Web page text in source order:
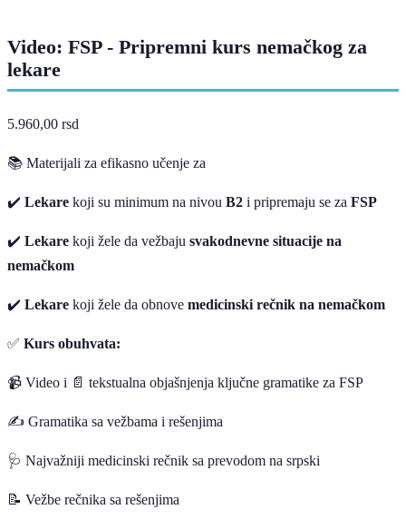
Video: FSP - Pripremni kurs nemačkog za
lekare
5.960,00 rsd
📚 Materijali za efikasno učenje za
✔️ Lekare koji su minimum na nivou B2 i pripremaju se za FSP
✔️ Lekare koji žele da vežbaju svakodnevne situacije na
nemačkom
✔️ Lekare koji žele da obnove medicinski rečnik na nemačkom
✅ Kurs obuhvata:
📹 Video i 📄 tekstualna objašnjenja ključne gramatike za FSP
✍️ Gramatika sa vežbama i rešenjima
🩺 Najvažniji medicinski rečnik sa prevodom na srpski
📝 Vežbe rečnika sa rešenjima